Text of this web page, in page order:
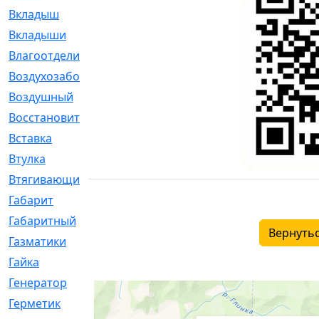
Вкладыш
Вкладыши
Влагоотделитель
Воздухозаборник
Воздушный
Восстановительный
Вставка
Втулка
Втягивающий
[22]
Габарит
Габаритный
Газматики
Гайка
Генератор
[148]
Герметик
[15]